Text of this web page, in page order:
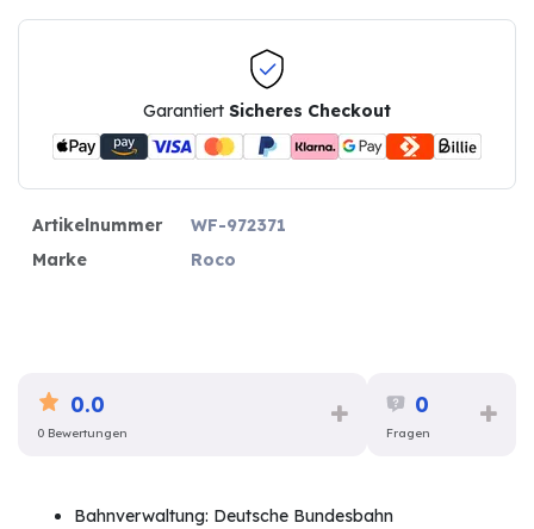
Garantiert Sicheres Checkout
Artikelnummer
WF-972371
Marke
Roco
0.0
0 Bewertungen
0
Fragen
Bahnverwaltung: Deutsche Bundesbahn